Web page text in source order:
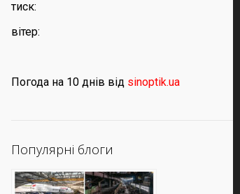
тиск:
вітер:
Погода на 10 днів від sinoptik.ua
Популярні блоги